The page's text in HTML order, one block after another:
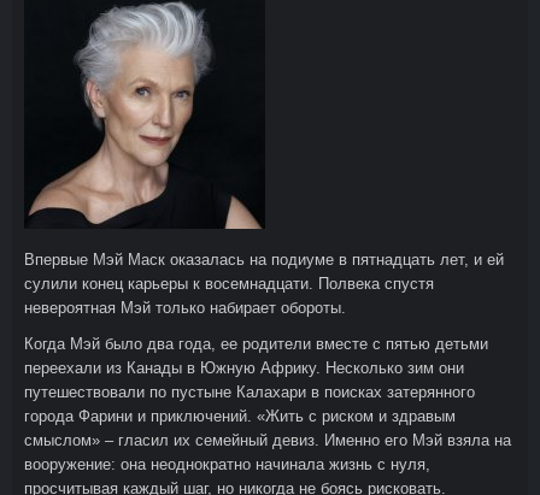
Впервые Мэй Маск оказалась на подиуме в пятнадцать лет, и ей
сулили конец карьеры к восемнадцати. Полвека спустя
невероятная Мэй только набирает обороты.
Когда Мэй было два года, ее родители вместе с пятью детьми
переехали из Канады в Южную Африку. Несколько зим они
путешествовали по пустыне Калахари в поисках затерянного
города Фарини и приключений. «Жить с риском и здравым
смыслом» – гласил их семейный девиз. Именно его Мэй взяла на
вооружение: она неоднократно начинала жизнь с нуля,
просчитывая каждый шаг, но никогда не боясь рисковать.